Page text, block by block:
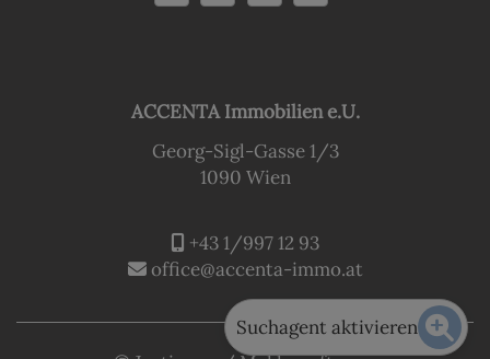
ACCENTA Immobilien e.U.
Georg-Sigl-Gasse 1/3
1090 Wien
+43 1/997 12 93
office@accenta-immo.at
Suchagent aktivieren